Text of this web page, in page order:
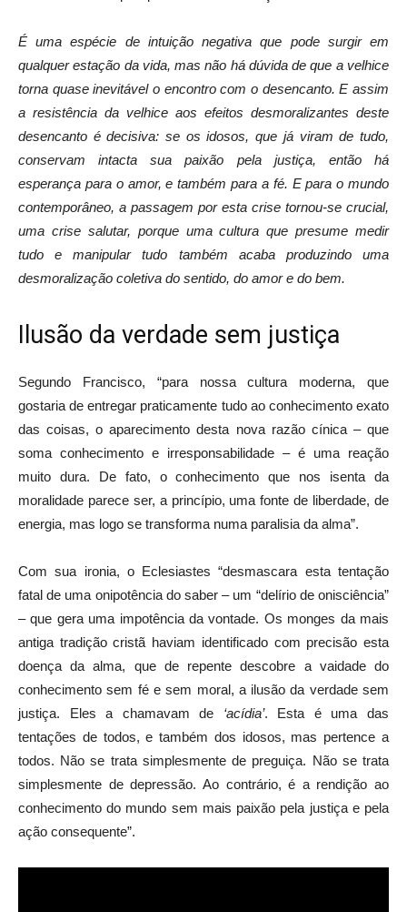
É uma espécie de intuição negativa que pode surgir em
qualquer estação da vida, mas não há dúvida de que a velhice
torna quase inevitável o encontro com o desencanto. E assim
a resistência da velhice aos efeitos desmoralizantes deste
desencanto é decisiva: se os idosos, que já viram de tudo,
conservam intacta sua paixão pela justiça, então há
esperança para o amor, e também para a fé. E para o mundo
contemporâneo, a passagem por esta crise tornou-se crucial,
uma crise salutar, porque uma cultura que presume medir
tudo e manipular tudo também acaba produzindo uma
desmoralização coletiva do sentido, do amor e do bem.
Ilusão da verdade sem justiça
Segundo Francisco, “para nossa cultura moderna, que
gostaria de entregar praticamente tudo ao conhecimento exato
das coisas, o aparecimento desta nova razão cínica – que
soma conhecimento e irresponsabilidade – é uma reação
muito dura. De fato, o conhecimento que nos isenta da
moralidade parece ser, a princípio, uma fonte de liberdade, de
energia, mas logo se transforma numa paralisia da alma”.
Com sua ironia, o Eclesiastes “desmascara esta tentação
fatal de uma onipotência do saber – um “delírio de onisciência”
– que gera uma impotência da vontade. Os monges da mais
antiga tradição cristã haviam identificado com precisão esta
doença da alma, que de repente descobre a vaidade do
conhecimento sem fé e sem moral, a ilusão da verdade sem
justiça. Eles a chamavam de ‘acídia’. Esta é uma das
tentações de todos, e também dos idosos, mas pertence a
todos. Não se trata simplesmente de preguiça. Não se trata
simplesmente de depressão. Ao contrário, é a rendição ao
conhecimento do mundo sem mais paixão pela justiça e pela
ação consequente”.